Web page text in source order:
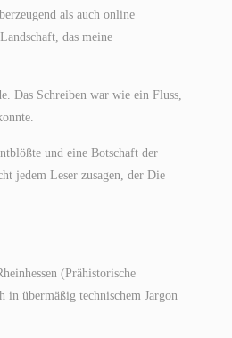
als auch online
das meine
Das Schreiben war wie ein Fluss,
und eine Botschaft der
jedem Leser zusagen, der Die
(Prähistorische
in übermäßig technischem Jargon